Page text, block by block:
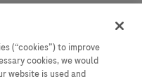
er målsatt til en stor
eller gyldig i ditt land.
noe ansvar for tilgang til
(“cookies”) to improve
cookies, we would
website is used and